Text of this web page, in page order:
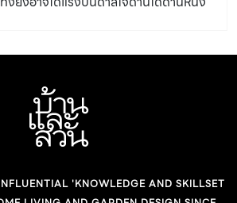
ที่หลายๆ คนรู้จักในฉายา “THE
'KNOWLEDGE AND SKILLSET